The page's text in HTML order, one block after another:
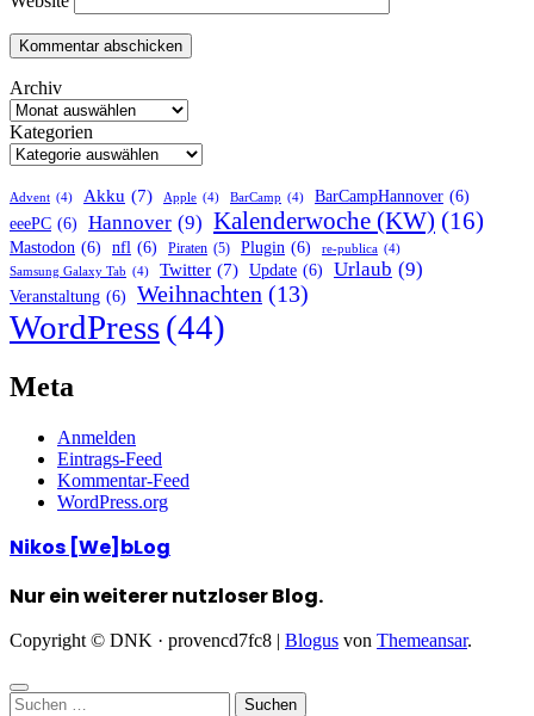
Archiv
Kategorien
Advent (4) Akku (7) Apple (4) BarCamp (4) BarCampHannover (6)
eeePC (6) Hannover (9) Kalenderwoche (KW) (16)
Mastodon (6) nfl (6) Piraten (5) Plugin (6) re-publica (4)
Samsung Galaxy Tab (4) Twitter (7) Update (6) Urlaub (9)
Veranstaltung (6) Weihnachten (13)
WordPress(44)
Meta
Anmelden
Eintrags-Feed
Kommentar-Feed
WordPress.org
Nikos [We]bLog
Nur ein weiterer nutzloser Blog.
Copyright © DNK · provencd7fc8 | Blogus von Themeansar.
Suchen